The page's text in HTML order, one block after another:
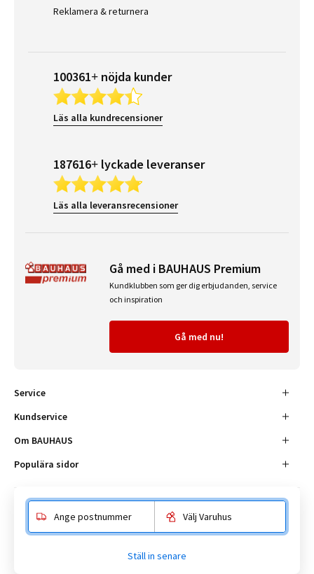
Reklamera & returnera
100361+ nöjda kunder
Läs alla kundrecensioner
187616+ lyckade leveranser
Läs alla leveransrecensioner
Gå med i BAUHAUS Premium
Kundklubben som ger dig erbjudanden, service
och inspiration
Gå med nu!
Service
Kundservice
Om BAUHAUS
Populära sidor
Enköpingsvägen 41, 177 38 Järfälla.
Ange postnummer Välj Varuhus
Ställ in senare